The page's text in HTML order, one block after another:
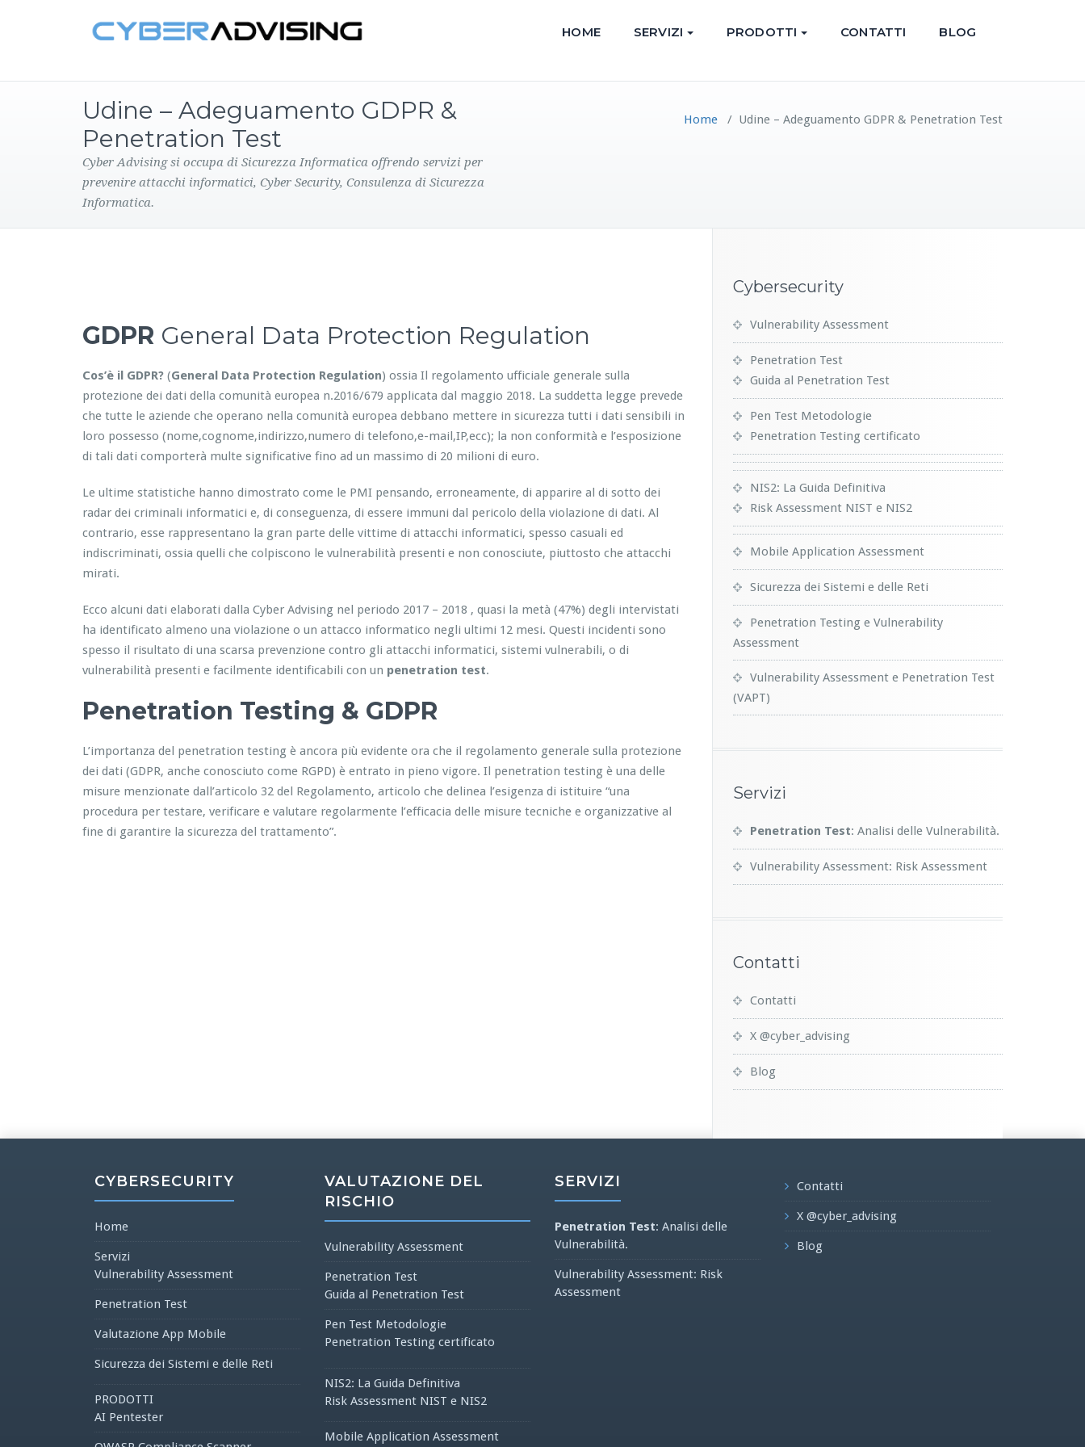
HOME SERVIZI PRODOTTI CONTATTI BLOG
Udine – Adeguamento GDPR &
Penetration Test
Cyber Advising si occupa di Sicurezza Informatica offrendo servizi per
prevenire attacchi informatici, Cyber Security, Consulenza di Sicurezza
Informatica.
Home / Udine – Adeguamento GDPR & Penetration Test
GDPR General Data Protection Regulation
Cos’è il GDPR? (General Data Protection Regulation) ossia Il regolamento ufficiale generale sulla
protezione dei dati della comunità europea n.2016/679 applicata dal maggio 2018. La suddetta legge prevede
che tutte le aziende che operano nella comunità europea debbano mettere in sicurezza tutti i dati sensibili in
loro possesso (nome,cognome,indirizzo,numero di telefono,e-mail,IP,ecc); la non conformità e l’esposizione
di tali dati comporterà multe significative fino ad un massimo di 20 milioni di euro.
Le ultime statistiche hanno dimostrato come le PMI pensando, erroneamente, di apparire al di sotto dei
radar dei criminali informatici e, di conseguenza, di essere immuni dal pericolo della violazione di dati. Al
contrario, esse rappresentano la gran parte delle vittime di attacchi informatici, spesso casuali ed
indiscriminati, ossia quelli che colpiscono le vulnerabilità presenti e non conosciute, piuttosto che attacchi
mirati.
Ecco alcuni dati elaborati dalla Cyber Advising nel periodo 2017 – 2018 , quasi la metà (47%) degli intervistati
ha identificato almeno una violazione o un attacco informatico negli ultimi 12 mesi. Questi incidenti sono
spesso il risultato di una scarsa prevenzione contro gli attacchi informatici, sistemi vulnerabili, o di
vulnerabilità presenti e facilmente identificabili con un penetration test.
Penetration Testing & GDPR
L’importanza del penetration testing è ancora più evidente ora che il regolamento generale sulla protezione
dei dati (GDPR, anche conosciuto come RGPD) è entrato in pieno vigore. Il penetration testing è una delle
misure menzionate dall’articolo 32 del Regolamento, articolo che delinea l’esigenza di istituire “una
procedura per testare, verificare e valutare regolarmente l’efficacia delle misure tecniche e organizzative al
fine di garantire la sicurezza del trattamento”.
Cybersecurity
Vulnerability Assessment
Penetration Test
Guida al Penetration Test
Pen Test Metodologie
Penetration Testing certificato
NIS2: La Guida Definitiva
Risk Assessment NIST e NIS2
Mobile Application Assessment
Sicurezza dei Sistemi e delle Reti
Penetration Testing e Vulnerability
Assessment
Vulnerability Assessment e Penetration Test
(VAPT)
Servizi
Penetration Test: Analisi delle Vulnerabilità.
Vulnerability Assessment: Risk Assessment
Contatti
Contatti
X @cyber_advising
Blog
CYBERSECURITY
Home
Servizi
Vulnerability Assessment
Penetration Test
Valutazione App Mobile
Sicurezza dei Sistemi e delle Reti
PRODOTTI
AI Pentester
VALUTAZIONE DEL
RISCHIO
Vulnerability Assessment
Penetration Test
Guida al Penetration Test
Pen Test Metodologie
Penetration Testing certificato
NIS2: La Guida Definitiva
Risk Assessment NIST e NIS2
Mobile Application Assessment
SERVIZI
Penetration Test: Analisi delle
Vulnerabilità.
Vulnerability Assessment: Risk
Assessment
Contatti
X @cyber_advising
Blog